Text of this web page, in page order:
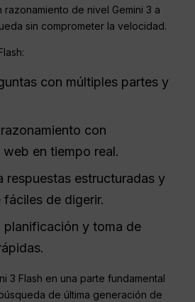
razonamiento de nivel Gemini 3 a
sin comprometer la velocidad.
con múltiples partes y
con
en tiempo real.
respuestas estructuradas y
fáciles de digerir.
planificación y toma de
3 Flash en una parte fundamental
de última generación de